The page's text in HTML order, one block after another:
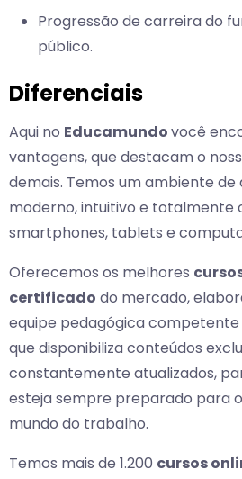
Progressão de carreira do
público.
Diferenciais
Aqui no Educamundovocê
vantagens, que destacam o
demais. Temos um ambiente de
moderno, intuitivo e totalmente
smartphones, tablets e
Oferecemos os melhores
certificado do mercado,
equipe pedagógica
que disponibiliza conteúdos
constantemente atualizados,
esteja sempre preparado para
mundo do trabalho.
Temos mais de 1.200 cursos